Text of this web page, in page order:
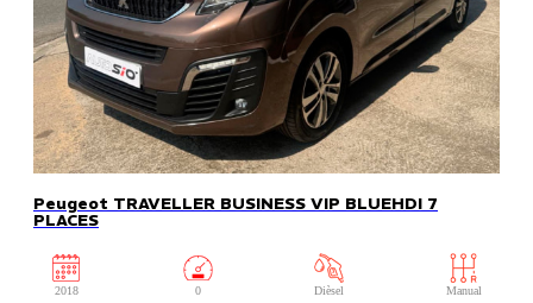
Peugeot TRAVELLER BUSINESS VIP BLUEHDI 7
PLACES
2018 0 Dièsel Manual